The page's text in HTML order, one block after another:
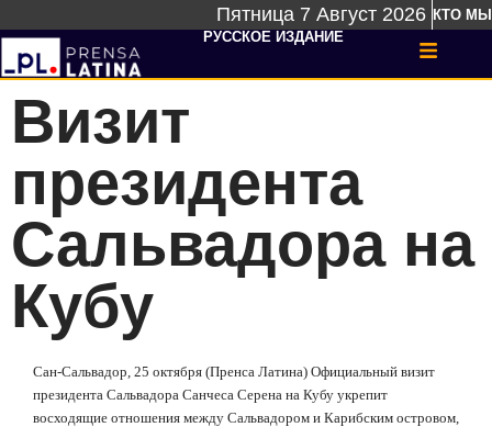
Пятница 7 Август 2026 КТО МЫ
РУССКОЕ ИЗДАНИЕ
Визит
президента
Сальвадора на
Кубу
Сан-Сальвадор, 25 октября (Пренса Латина) Официальный визит
президента Сальвадора Санчеса Серена на Кубу укрепит
восходящие отношения между Сальвадором и Карибским островом,